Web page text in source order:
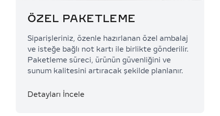
ÖZEL PAKETLEME
Siparişleriniz, özenle hazırlanan özel ambalaj
ve isteğe bağlı not kartı ile birlikte gönderilir.
Paketleme süreci, ürünün güvenliğini ve
sunum kalitesini artıracak şekilde planlanır.
Detayları İncele